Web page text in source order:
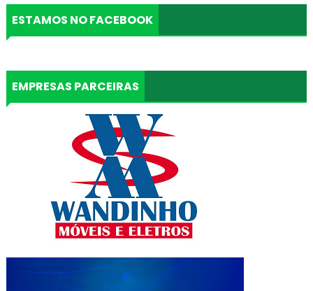
ESTAMOS NO FACEBOOK
EMPRESAS PARCEIRAS